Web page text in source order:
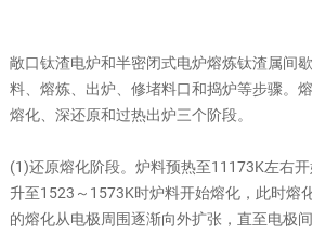
敞口钛渣电炉和半密闭式电炉熔炼钛渣属间
料、熔炼、出炉、修堵料口和捣炉等步骤。
熔化、深还原和过热出炉三个阶段。
(1)还原熔化阶段。炉料预热至11173K左右
升至1523～1573K时炉料开始熔化，此时熔
的熔化从电极周围逐渐向外扩张，直至电极